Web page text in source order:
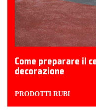
Come preparare il
decorazione
PRODOTTI RUBI